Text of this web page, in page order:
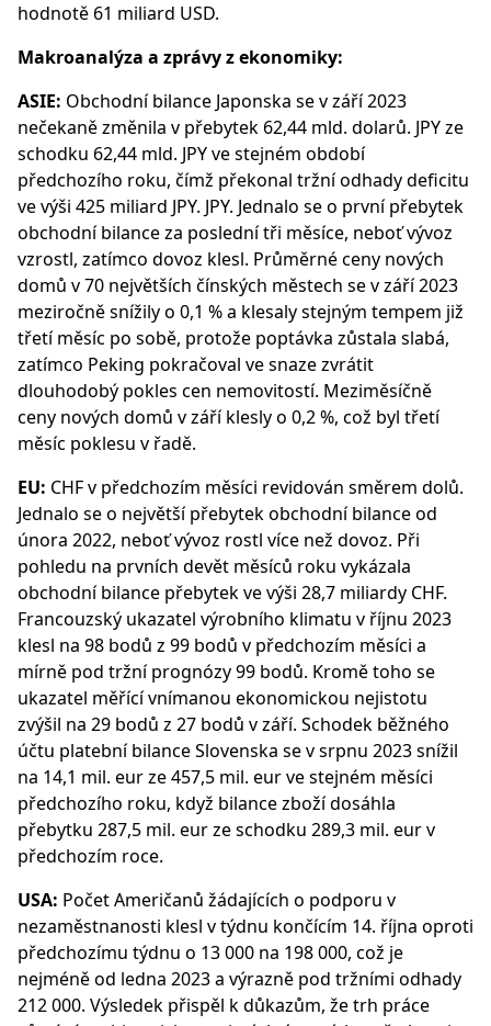
hodnotě 61 miliard USD.
Makroanalýza a zprávy z ekonomiky:
ASIE: Obchodní bilance Japonska se v září 2023
nečekaně změnila v přebytek 62,44 mld. dolarů. JPY ze
schodku 62,44 mld. JPY ve stejném období
předchozího roku, čímž překonal tržní odhady deficitu
ve výši 425 miliard JPY. JPY. Jednalo se o první přebytek
obchodní bilance za poslední tři měsíce, neboť vývoz
vzrostl, zatímco dovoz klesl. Průměrné ceny nových
domů v 70 největších čínských městech se v září 2023
meziročně snížily o 0,1 % a klesaly stejným tempem již
třetí měsíc po sobě, protože poptávka zůstala slabá,
zatímco Peking pokračoval ve snaze zvrátit
dlouhodobý pokles cen nemovitostí. Meziměsíčně
ceny nových domů v září klesly o 0,2 %, což byl třetí
měsíc poklesu v řadě.
EU: CHF v předchozím měsíci revidován směrem dolů.
Jednalo se o největší přebytek obchodní bilance od
února 2022, neboť vývoz rostl více než dovoz. Při
pohledu na prvních devět měsíců roku vykázala
obchodní bilance přebytek ve výši 28,7 miliardy CHF.
Francouzský ukazatel výrobního klimatu v říjnu 2023
klesl na 98 bodů z 99 bodů v předchozím měsíci a
mírně pod tržní prognózy 99 bodů. Kromě toho se
ukazatel měřící vnímanou ekonomickou nejistotu
zvýšil na 29 bodů z 27 bodů v září. Schodek běžného
účtu platební bilance Slovenska se v srpnu 2023 snížil
na 14,1 mil. eur ze 457,5 mil. eur ve stejném měsíci
předchozího roku, když bilance zboží dosáhla
přebytku 287,5 mil. eur ze schodku 289,3 mil. eur v
předchozím roce.
USA: Počet Američanů žádajících o podporu v
nezaměstnanosti klesl v týdnu končícím 14. října oproti
předchozímu týdnu o 13 000 na 198 000, což je
nejméně od ledna 2023 a výrazně pod tržními odhady
212 000. Výsledek přispěl k důkazům, že trh práce